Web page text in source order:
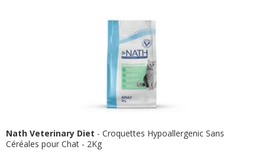
Nath Veterinary Diet - Croquettes Hypoallergenic Sans
Céréales pour Chat - 2Kg